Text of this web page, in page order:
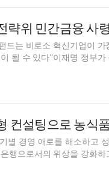
드는 비로소 혁신기업이
될 수 있다”이재명 정부
별 경영 애로를 해소하고
행으로서의 위상을 강화